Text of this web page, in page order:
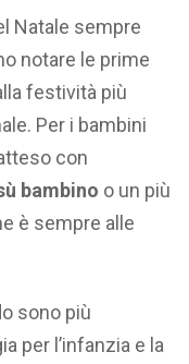
Natale sempre
notare le prime
festività più
Per i bambini
con
bambino o un più
è sempre alle
sono più
per l’infanzia e la